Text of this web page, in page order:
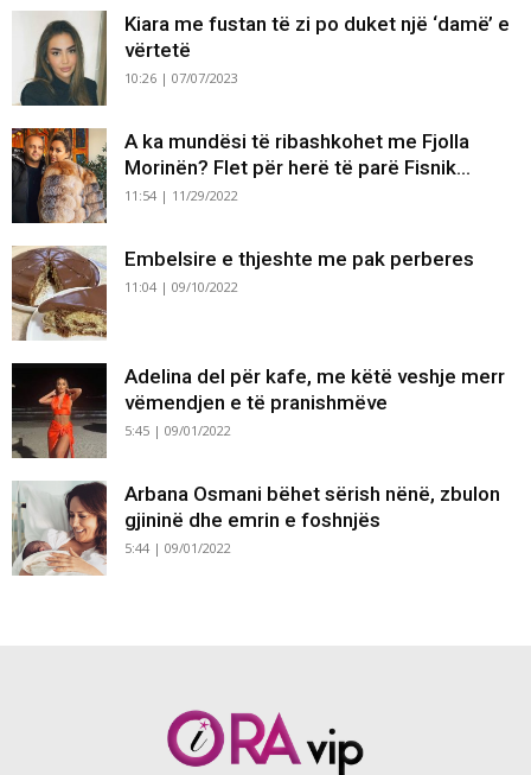
Kiara me fustan të zi po duket një ‘damë’ e
vërtetë
10:26 | 07/07/2023
A ka mundësi të ribashkohet me Fjolla
Morinën? Flet për herë të parë Fisnik...
11:54 | 11/29/2022
Embelsire e thjeshte me pak perberes
11:04 | 09/10/2022
Adelina del për kafe, me këtë veshje merr
vëmendjen e të pranishmëve
5:45 | 09/01/2022
Arbana Osmani bëhet sërish nënë, zbulon
gjininë dhe emrin e foshnjës
5:44 | 09/01/2022